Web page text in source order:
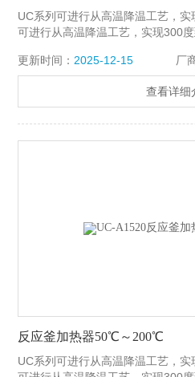
UC系列可进行从高温降温工艺，
可进行从高温降温工艺，实现300
更新时间： 2025-12-15 厂
查看详细
反应釜加热器50℃～200℃
UC系列可进行从高温降温工艺，